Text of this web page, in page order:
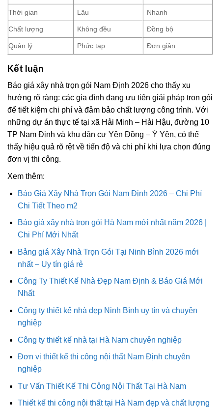
Thời gian Lâu Nhanh
Chất lượng Không đều Đồng bộ
Quản lý Phức tạp Đơn giản
Kết luận
Báo giá xây nhà trọn gói Nam Định 2026 cho thấy xu
hướng rõ ràng: các gia đình đang ưu tiên giải pháp trọn gói
để tiết kiệm chi phí và đảm bảo chất lượng công trình. Với
những dự án thực tế tại xã Hải Minh – Hải Hậu, đường 10
TP Nam Định và khu dân cư Yên Đồng – Ý Yên, có thể
thấy hiệu quả rõ rệt về tiến độ và chi phí khi lựa chọn đúng
đơn vị thi công.
Xem thêm:
Báo Giá Xây Nhà Trọn Gói Nam Định 2026 – Chi Phí
Chi Tiết Theo m2
Báo giá xây nhà trọn gói Hà Nam mới nhất năm 2026 |
Chi Phí Mới Nhất
Bảng giá Xây Nhà Trọn Gói Tại Ninh Bình 2026 mới
nhất – Uy tín giá rẻ
Công Ty Thiết Kế Nhà Đẹp Nam Định & Báo Giá Mới
Nhất
Công ty thiết kế nhà đẹp Ninh Bình uy tín và chuyên
nghiệp
Công ty thiết kế nhà tại Hà Nam chuyên nghiệp
Đơn vị thiết kế thi công nội thất Nam Định chuyên
nghiệp
Tư Vấn Thiết Kế Thi Công Nội Thất Tại Hà Nam
Thiết kế thi công nội thất tại Hà Nam đẹp và chất lượng